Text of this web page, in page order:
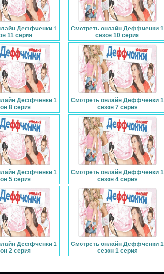
Деффченки 1
11 серия
Смотреть онлайн Деффченки 1
сезон 10 серия
Деффченки 1
8 серия
Смотреть онлайн Деффченки 1
сезон 7 серия
Деффченки 1
5 серия
Смотреть онлайн Деффченки 1
сезон 4 серия
Деффченки 1
2 серия
Смотреть онлайн Деффченки 1
сезон 1 серия